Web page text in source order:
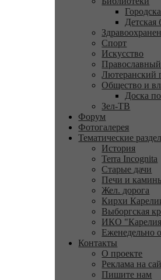
Детская
Спорт
Искусство
Лютеранский
Общество и
Доска
Зел-ТВ
Форум
Фотогалерея
Тематические
История
Terra Incognita
Старые дачи
Печи и
Жел. дорога
Кирхи
Выборгская
ИКО
Еженедельно
Контакты
О проекте
Реклама на
Пишите нам